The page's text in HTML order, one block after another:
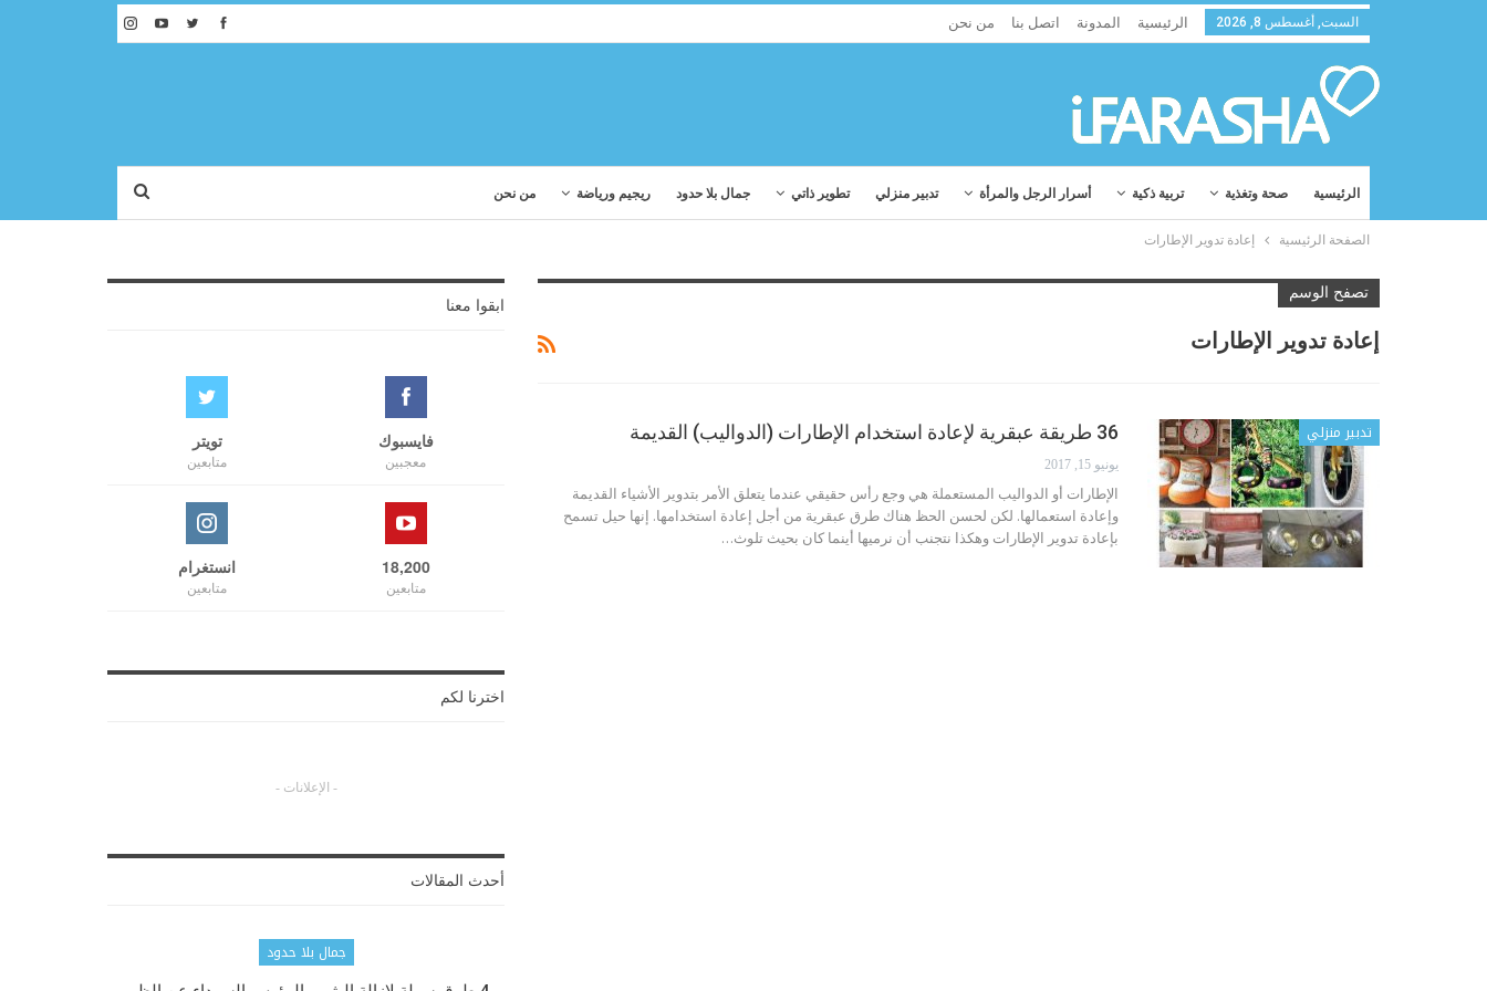
السبت, أغسطس 8, 2026 الرئيسية المدونة اتصل بنا من نحن
الرئيسية صحة وتغذية تربية ذكية أسرار الرجل والمرأة تدبير منزلي تطوير ذاتي جمال بلا حدود ريجيم ورياضة من نحن
الصفحة الرئيسية إعادة تدوير الإطارات
تصفح الوسم
إعادة تدوير الإطارات
تدبير منزلي 36 طريقة عبقرية لإعادة استخدام الإطارات (الدواليب) القديمة
يونيو 15, 2017
الإطارات أو الدواليب المستعملة هي وجع رأس حقيقي عندما يتعلق الأمر بتدوير الأشياء القديمة
وإعادة استعمالها. لكن لحسن الحظ هناك طرق عبقرية من أجل إعادة استخدامها. إنها حيل تسمح
بإعادة تدوير الإطارات وهكذا نتجنب أن نرميها أينما كان بحيث تلوث…
ابقوا معنا
فايسبوك
معجبين
تويتر
متابعين
18,200
متابعين
انستغرام
متابعين
اخترنا لكم
- الإعلانات -
أحدث المقالات
جمال بلا حدود